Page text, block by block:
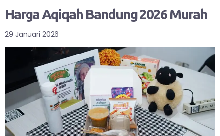
Harga Aqiqah Bandung 2026 Murah
29 Januari 2026